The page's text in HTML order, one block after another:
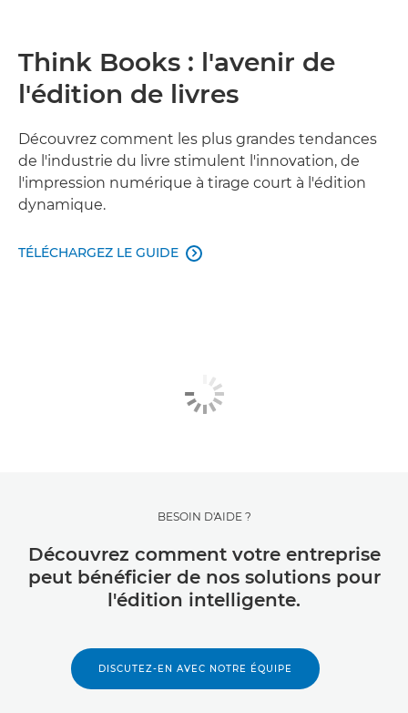
Think Books : l'avenir de
l'édition de livres
Découvrez comment les plus grandes tendances
de l'industrie du livre stimulent l'innovation, de
l'impression numérique à tirage court à l'édition
dynamique.
TÉLÉCHARGEZ LE GUIDE 
BESOIN D'AIDE ?
Découvrez comment votre entreprise
peut bénéficier de nos solutions pour
l'édition intelligente.
DISCUTEZ-EN AVEC NOTRE ÉQUIPE